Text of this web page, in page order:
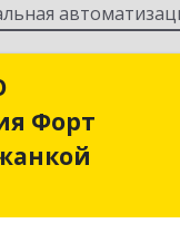
Форт Форт
в г.Джанкой